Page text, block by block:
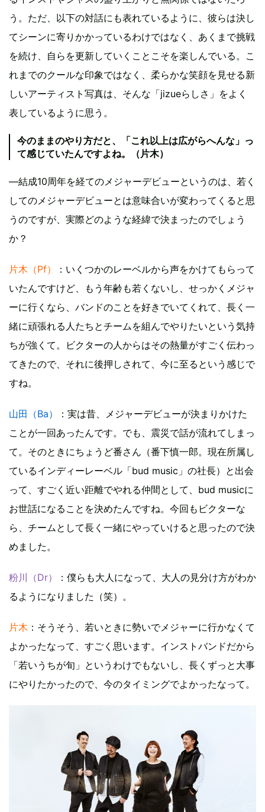
う。ただ、以下の対話にも表れているように、彼らは決し
てシーンに寄りかかっているわけではなく、あくまで挑戦
を続け、自らを更新していくことこそを楽しんでいる。こ
れまでのクールな印象ではなく、柔らかな笑顔を見せる新
しいアーティスト写真は、そんな「jizueらしさ」をよく
表しているように思う。
今のままのやり方だと、「これ以上は広がらへんな」っ
て感じていたんですよね。（片木）
―結成10周年を経てのメジャーデビューというのは、若く
してのメジャーデビューとは意味合いが変わってくると思
うのですが、実際どのような経緯で決まったのでしょう
か？
片木（Pf）
：いくつかのレーベルから声をかけてもらって
いたんですけど、もう年齢も若くないし、せっかくメジャ
ーに行くなら、バンドのことを好きでいてくれて、長く一
緒に頑張れる人たちとチームを組んでやりたいという気持
ちが強くて。ビクターの人からはその熱量がすごく伝わっ
てきたので、それに後押しされて、今に至るという感じで
すね。
山田（Ba）
：実は昔、メジャーデビューが決まりかけた
ことが一回あったんです。でも、震災で話が流れてしまっ
て。そのときにちょうど番さん（番下慎一郎。現在所属し
ているインディーレーベル「bud music」の社長）と出会
って、すごく近い距離でやれる仲間として、bud musicに
お世話になることを決めたんですね。今回もビクターな
ら、チームとして長く一緒にやっていけると思ったので決
めました。
粉川（Dr）
：僕らも大人になって、大人の見分け方がわか
るようになりました（笑）。
片木 ：そうそう、若いときに勢いでメジャーに行かなくて
よかったなって、すごく思います。インストバンドだから
「若いうちが旬」というわけでもないし、長くずっと大事
にやりたかったので、今のタイミングでよかったなって。